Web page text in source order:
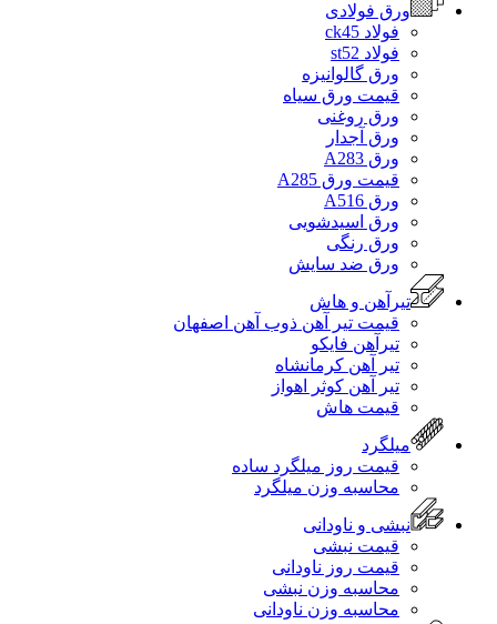
ورق فولادی
فولاد ck45
فولاد st52
ورق گالوانیزه
قیمت ورق سیاه
ورق روغنی
ورق آجدار
ورق A283
قیمت ورق A285
ورق A516
ورق اسیدشویی
ورق رنگی
ورق ضد سایش
تیرآهن و هاش
قیمت تیر آهن ذوب آهن اصفهان
تیرآهن فایکو
تیر آهن کرمانشاه
تیر آهن کوثر اهواز
قیمت هاش
میلگرد
قیمت روز میلگرد ساده
محاسبه وزن میلگرد
نبشی و ناودانی
قیمت نبشی
قیمت روز ناودانی
محاسبه وزن نبشی
محاسبه وزن ناودانی